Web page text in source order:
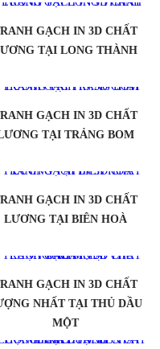
GẠCH IN 3D CHẤT
TẠI LONG THÀNH
GẠCH IN 3D CHẤT
TẠI TRẢNG BOM
GẠCH IN 3D CHẤT
LƯƠNG TẠI BIÊN HOÀ
GẠCH IN 3D CHẤT
NHẤT TẠI THỦ DẦU
MỘT